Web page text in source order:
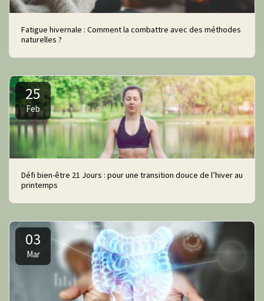
Fatigue hivernale : Comment la combattre avec des méthodes
naturelles ?
25
Feb
Défi bien-être 21 Jours : pour une transition douce de l’hiver au
printemps
03
Mar